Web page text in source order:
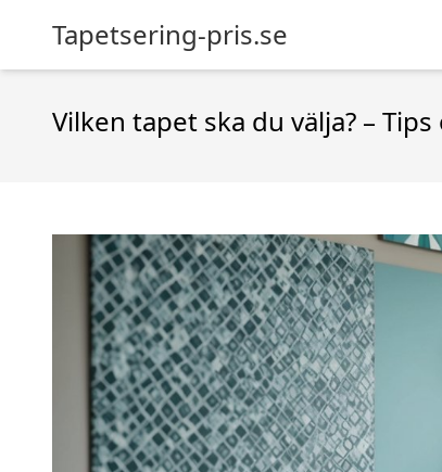
Tapetsering-pris.se
Vilken tapet ska du välja? –